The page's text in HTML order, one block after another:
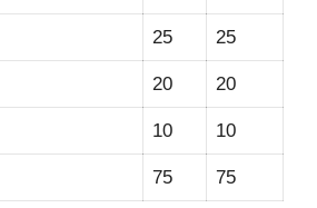
25 25
20 20
10 10
75 75